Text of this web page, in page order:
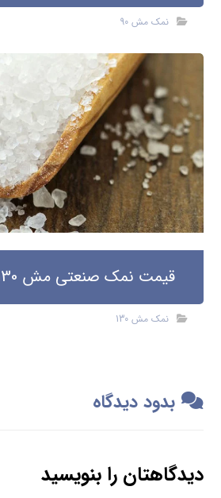
نمک مش 90
قیمت نمک صنعتی مش 130 بیوتی سالت
نمک مش 130
بدود دیدگاه
دیدگاهتان را بنویسید